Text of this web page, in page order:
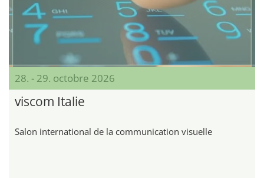
28. - 29. octobre 2026
viscom Italie
Salon international de la communication visuelle